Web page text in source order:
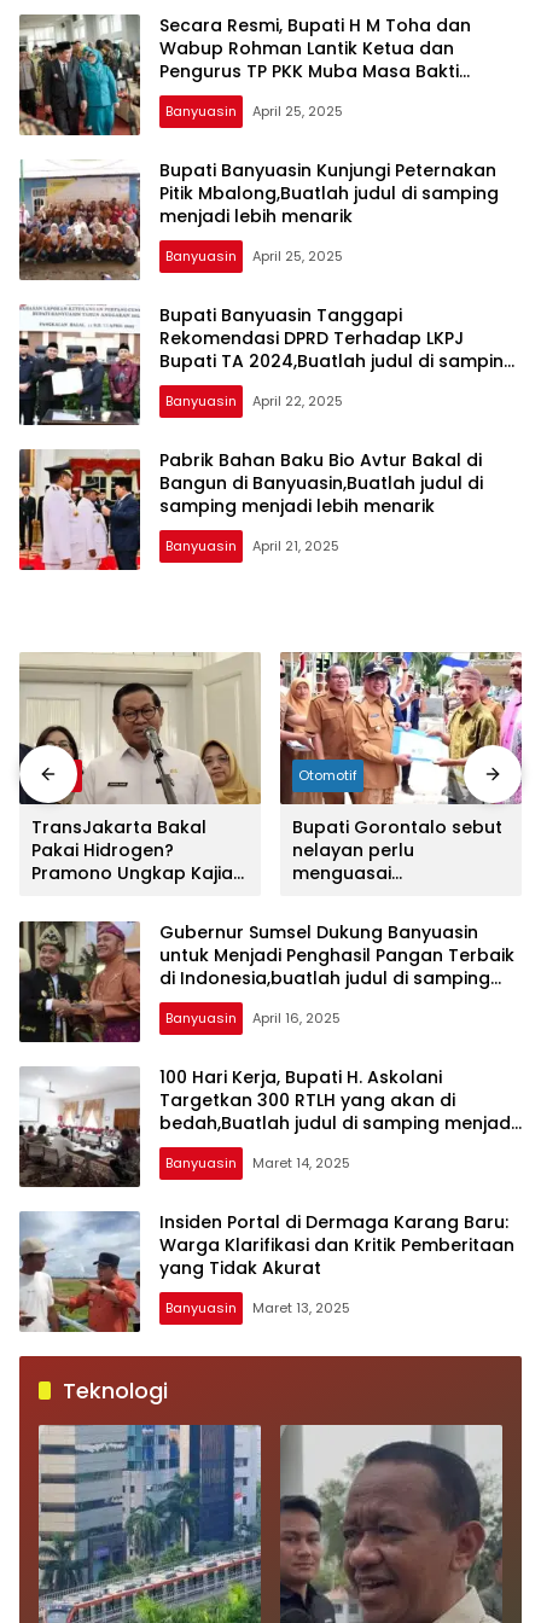
harga
iklan
yang
relatif
lebih
murah
dari
Koran
maupun
media
siber
desain
Koran
dan
media
siber
lebih
eksklusif,
bergaya
trendi,
mengandung
unsur
hidup,
hiburan,
bebas
dari
SARA,
narkoba
dan
berita
asusila
Media
dan
Online
Ampera
News
Secara Resmi, Bupati H M Toha dan
Wabup Rohman Lantik Ketua dan
Pengurus TP PKK Muba Masa Bakti
2025,Buatlah judul di samping menjadi
lebih menarik
Banyuasin April 25, 2025
Bupati Banyuasin Kunjungi Peternakan
Pitik Mbalong,Buatlah judul di samping
menjadi lebih menarik
Banyuasin April 25, 2025
Bupati Banyuasin Tanggapi
Rekomendasi DPRD Terhadap LKPJ
Bupati TA 2024,Buatlah judul di samping
menjadi lebih menarik
Banyuasin April 22, 2025
Pabrik Bahan Baku Bio Avtur Bakal di
Bangun di Banyuasin,Buatlah judul di
samping menjadi lebih menarik
Banyuasin April 21, 2025
Berita
TransJakarta Bakal
Pakai Hidrogen?
Pramono Ungkap Kajian
Otomotif
Bupati Gorontalo sebut
nelayan perlu
menguasai
lebih menarik
Gubernur Sumsel Dukung Banyuasin
untuk Menjadi Penghasil Pangan Terbaik
di Indonesia,buatlah judul di samping
menjadi lebih menarik
Banyuasin April 16, 2025
100 Hari Kerja, Bupati H. Askolani
Targetkan 300 RTLH yang akan di
bedah,Buatlah judul di samping menjadi
lebih menarik
Banyuasin Maret 14, 2025
Insiden Portal di Dermaga Karang Baru:
Warga Klarifikasi dan Kritik Pemberitaan
yang Tidak Akurat
Banyuasin Maret 13, 2025
Teknologi